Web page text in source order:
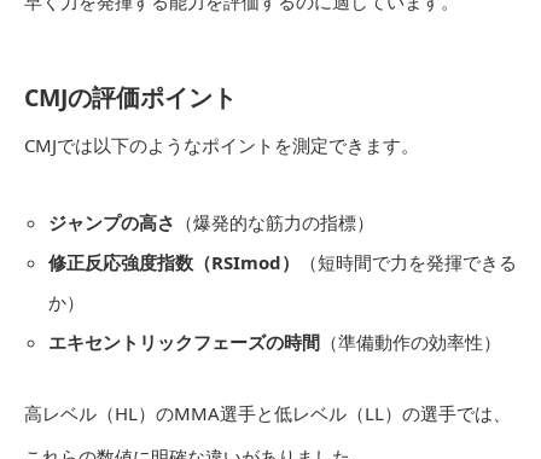
CMJの評価ポイント
CMJでは以下のようなポイントを測定できます。
ジャンプの高さ （爆発的な筋力の指標）
修正反応強度指数（RSImod）
（短時間で力を発揮できる
か）
エキセントリックフェーズの時間（準備動作の効率性）
高レベル（HL）のMMA選手と低レベル（LL）の選手では、